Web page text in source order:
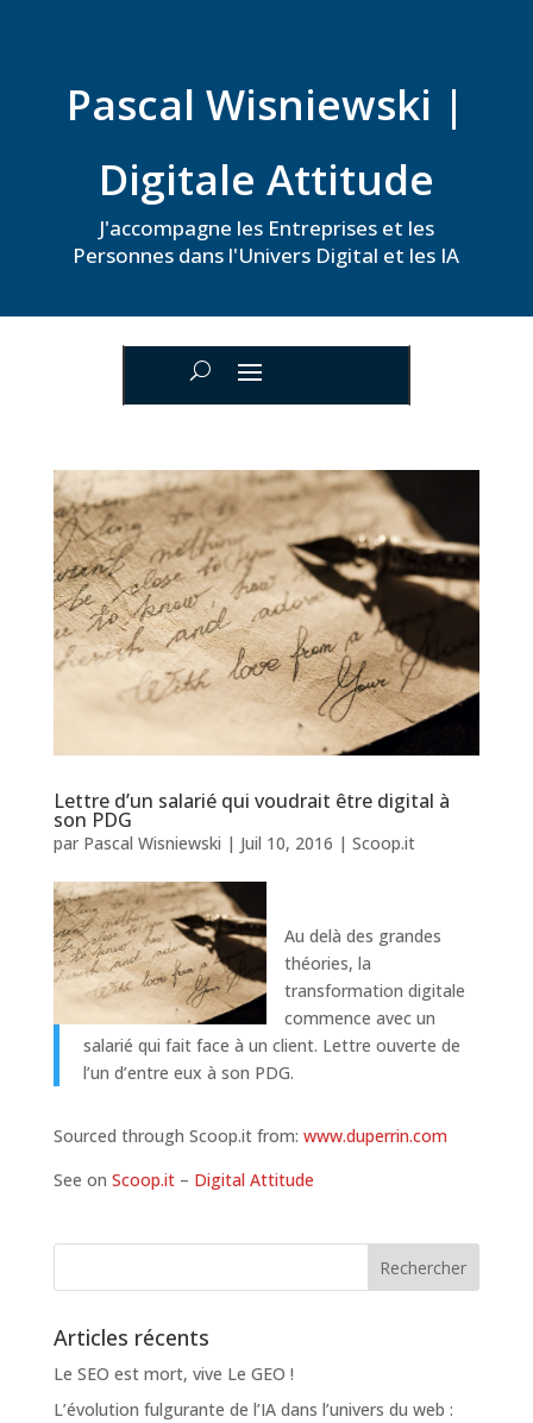
Pascal Wisniewski |
Digitale Attitude
J'accompagne les Entreprises et les
Personnes dans l'Univers Digital et les IA
Lettre d’un salarié qui voudrait être digital à
son PDG
par Pascal Wisniewski | Juil 10, 2016 | Scoop.it
Au delà des grandes
théories, la
transformation digitale
commence avec un
salarié qui fait face à un client. Lettre ouverte de
l’un d’entre eux à son PDG.
Sourced through Scoop.it from: www.duperrin.com
See on Scoop.it– Digital Attitude
Articles récents
Le SEO est mort, vive Le GEO !
L’évolution fulgurante de l’IA dans l’univers du web :